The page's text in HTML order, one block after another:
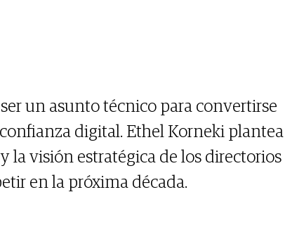
un asunto técnico para convertirse
digital. Ethel Korneki plantea
la visión estratégica de los directorios
en la próxima década.